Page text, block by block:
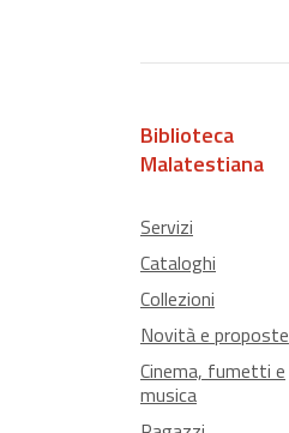
Biblioteca
Malatestiana
Servizi
Cataloghi
Collezioni
Novità e proposte
Cinema, fumetti e
musica